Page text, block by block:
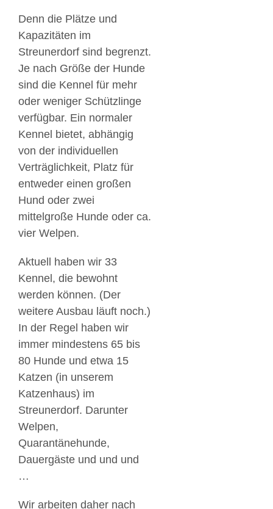
Denn die Plätze und
Kapazitäten im
Streunerdorf sind begrenzt.
Je nach Größe der Hunde
sind die Kennel für mehr
oder weniger Schützlinge
verfügbar. Ein normaler
Kennel bietet, abhängig
von der individuellen
Verträglichkeit, Platz für
entweder einen großen
Hund oder zwei
mittelgroße Hunde oder ca.
vier Welpen.
Aktuell haben wir 33
Kennel, die bewohnt
werden können. (Der
weitere Ausbau läuft noch.)
In der Regel haben wir
immer mindestens 65 bis
80 Hunde und etwa 15
Katzen (in unserem
Katzenhaus) im
Streunerdorf. Darunter
Welpen,
Quarantänehunde,
Dauergäste und und und
…
Wir arbeiten daher nach